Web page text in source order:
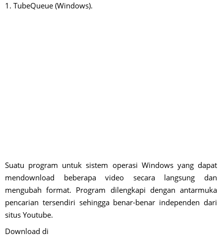
1. TubeQueue (Windows).
Suatu program untuk sistem operasi Windows yang dapat
mendownload beberapa video secara langsung dan
mengubah format. Program dilengkapi dengan antarmuka
pencarian tersendiri sehingga benar-benar independen dari
situs Youtube.
Download di